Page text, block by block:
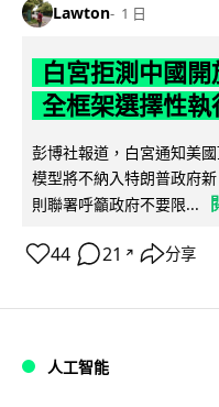
Lawton 1 日
白宮拒測中國
全框架選擇性執
彭博社報道，白宮通知美
模型將不納入特朗普政府
則聯署呼籲政府不要限...
44 21 ↗ 分享
人工智能